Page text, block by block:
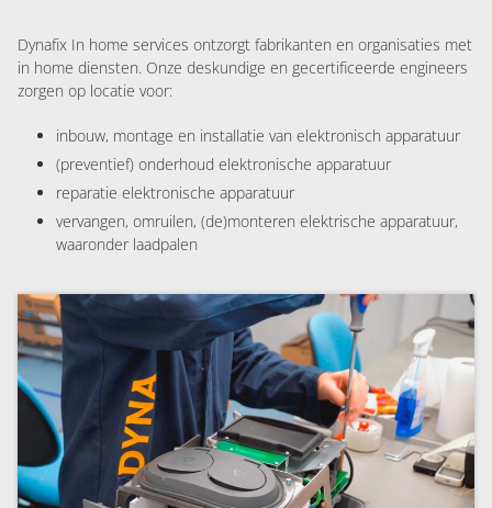
Dynafix In home services ontzorgt fabrikanten en organisaties met
in home diensten. Onze deskundige en gecertificeerde engineers
zorgen op locatie voor:
inbouw, montage en installatie van elektronisch apparatuur
(preventief) onderhoud elektronische apparatuur
reparatie elektronische apparatuur
vervangen, omruilen, (de)monteren elektrische apparatuur,
waaronder laadpalen